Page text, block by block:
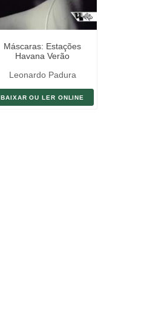
Máscaras: Estações
Havana Verão
Leonardo Padura
BAIXAR OU LER ONLINE